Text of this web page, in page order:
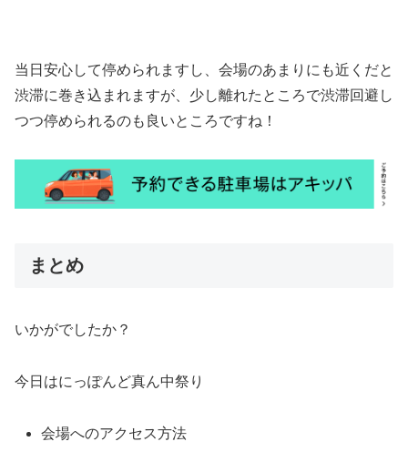
当日安心して停められますし、会場のあまりにも近くだと
渋滞に巻き込まれますが、少し離れたところで渋滞回避し
つつ停められるのも良いところですね！
まとめ
いかがでしたか？
今日はにっぽんど真ん中祭り
会場へのアクセス方法